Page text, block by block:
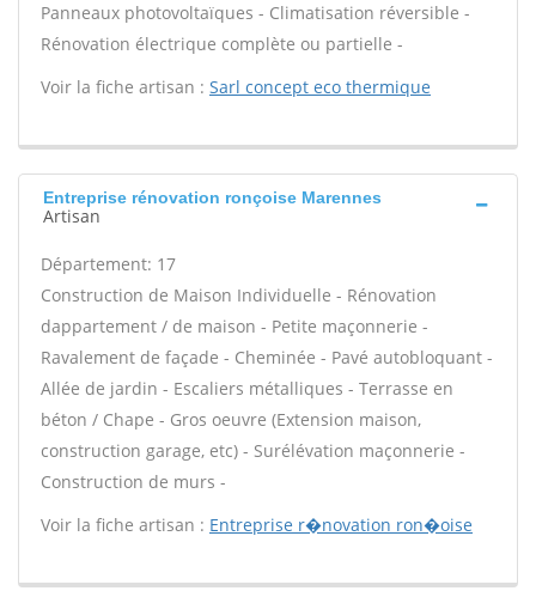
Panneaux photovoltaïques - Climatisation réversible -
Rénovation électrique complète ou partielle -
Voir la fiche artisan : Sarl concept eco thermique
Entreprise rénovation ronçoise Marennes
Artisan
Département: 17
Construction de Maison Individuelle - Rénovation
dappartement / de maison - Petite maçonnerie -
Ravalement de façade - Cheminée - Pavé autobloquant -
Allée de jardin - Escaliers métalliques - Terrasse en
béton / Chape - Gros oeuvre (Extension maison,
construction garage, etc) - Surélévation maçonnerie -
Construction de murs -
Voir la fiche artisan : Entreprise r�novation ron�oise